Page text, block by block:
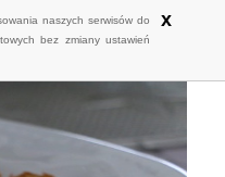
naszych serwisów do
bez zmiany ustawień
x